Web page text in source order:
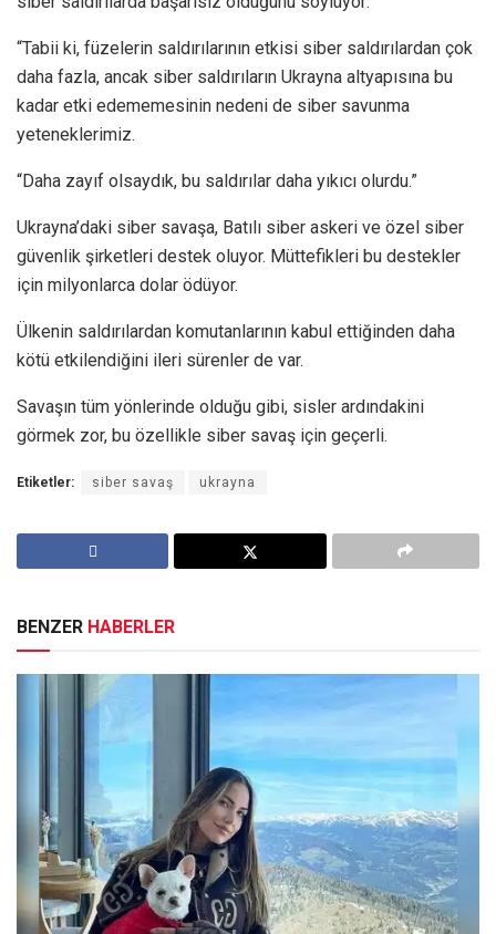
“Tabii ki, füzelerin saldırılarının etkisi siber saldırılardan çok
daha fazla, ancak siber saldırıların Ukrayna altyapısına bu
kadar etki edememesinin nedeni de siber savunma
yeteneklerimiz.
“Daha zayıf olsaydık, bu saldırılar daha yıkıcı olurdu.”
Ukrayna’daki siber savaşa, Batılı siber askeri ve özel siber
güvenlik şirketleri destek oluyor. Müttefikleri bu destekler
için milyonlarca dolar ödüyor.
Ülkenin saldırılardan komutanlarının kabul ettiğinden daha
kötü etkilendiğini ileri sürenler de var.
Savaşın tüm yönlerinde olduğu gibi, sisler ardındakini
görmek zor, bu özellikle siber savaş için geçerli.
Etiketler: siber savaş ukrayna
BENZER HABERLER